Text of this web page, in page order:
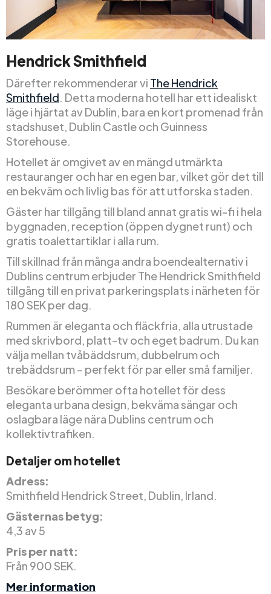
Hendrick Smithfield
Därefter rekommenderar vi The Hendrick
Smithfield. Detta moderna hotell har ett idealiskt
läge i hjärtat av Dublin, bara en kort promenad från
stadshuset, Dublin Castle och Guinness
Storehouse.
Hotellet är omgivet av en mängd utmärkta
restauranger och har en egen bar, vilket gör det till
en bekväm och livlig bas för att utforska staden.
Gäster har tillgång till bland annat gratis wi-fi i hela
byggnaden, reception (öppen dygnet runt) och
gratis toalettartiklar i alla rum.
Till skillnad från många andra boendealternativ i
Dublins centrum erbjuder The Hendrick Smithfield
tillgång till en privat parkeringsplats i närheten för
180 SEK per dag.
Rummen är eleganta och fläckfria, alla utrustade
med skrivbord, platt-tv och eget badrum. Du kan
välja mellan tvåbäddsrum, dubbelrum och
trebäddsrum – perfekt för par eller små familjer.
Besökare berömmer ofta hotellet för dess
eleganta urbana design, bekväma sängar och
oslagbara läge nära Dublins centrum och
kollektivtrafiken.
Detaljer om hotellet
Adress:
Smithfield Hendrick Street, Dublin, Irland.
Gästernas betyg:
4,3 av 5
Pris per natt:
Från 900 SEK.
Mer information